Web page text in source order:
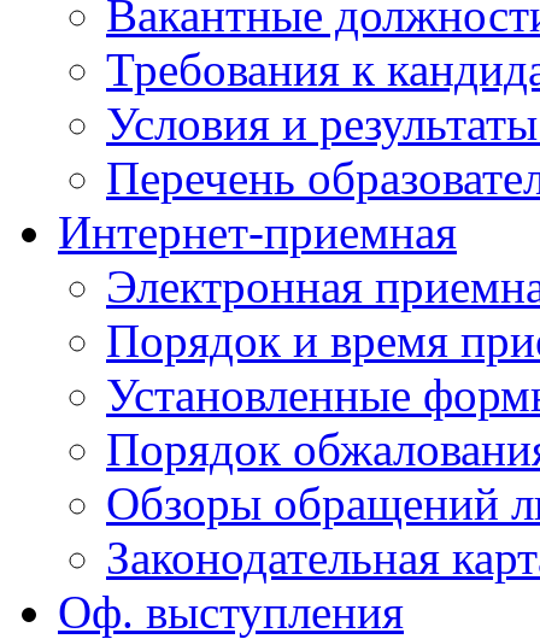
Вакантные
Требования к
Условия и
Перечень
Интернет-приемная
Электронная
Порядок и время
Установленные
Порядок
Обзоры обращений
Законодательная
Оф. выступления